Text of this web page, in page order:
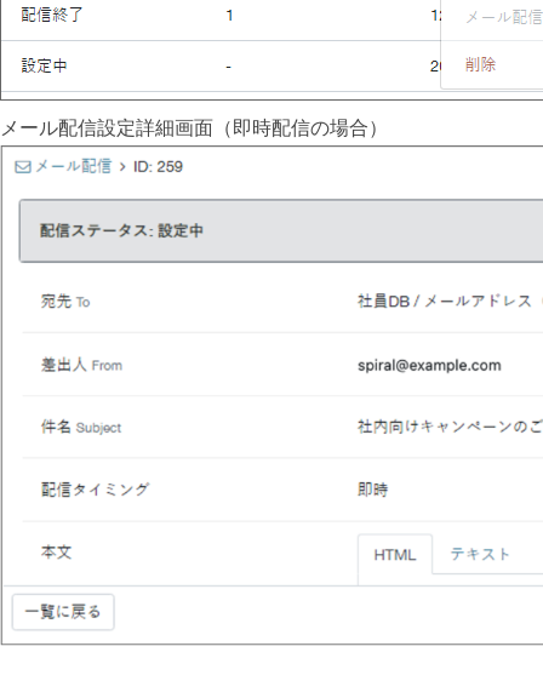
メール配信設定詳細画面（即時配信の場合）